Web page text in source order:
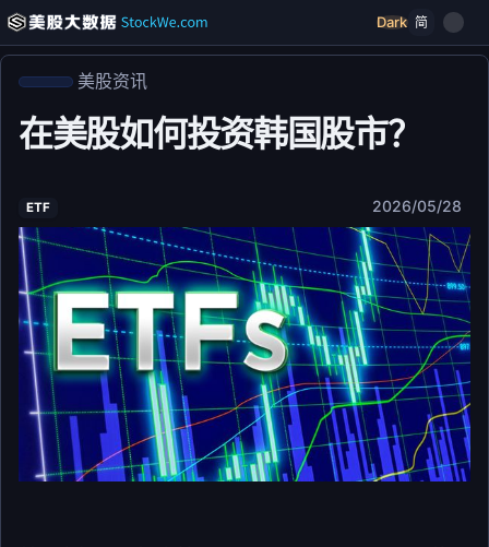
Dark 简
美股资讯
在美股如何投资韩国股市？
ETF 2026/05/28